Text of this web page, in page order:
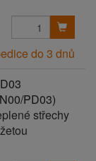
do 3 dnů
PD03)
střechy